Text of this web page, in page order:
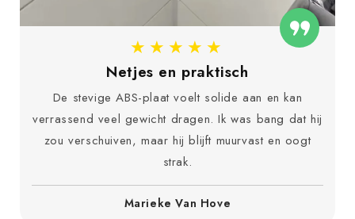
★★★★★
Ruimtebesparend wonder
In mijn kleine keuken past deze organizer precies in
de hoek en houdt alles netjes bij elkaar. Het
monteren met de schroefbevestiging was eenvoudig
en geeft extra zekerheid.
Tom Janssen